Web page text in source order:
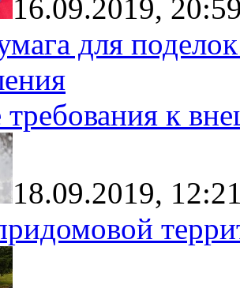
16.09.2019,
для
требования к
18.09.2019,